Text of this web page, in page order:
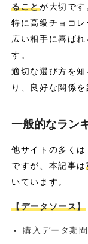
ることが大切です
特に高級チョコ
広い相手に喜ば
す。
適切な選び方を
り、良好な関係
一般的なラン
他サイトの多くは
ですが、本記事は
いています。
【データソース】
購入データ期